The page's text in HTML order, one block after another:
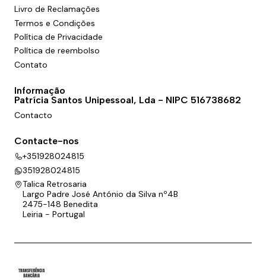
Livro de Reclamações
Termos e Condições
Política de Privacidade
Política de reembolso
Contato
Informação
Patrícia Santos Unipessoal, Lda - NIPC 516738682
Contacto
Contacte-nos
+351928024815
351928024815
Talica Retrosaria
Largo Padre José António da Silva nº4B
2475-148 Benedita
Leiria - Portugal